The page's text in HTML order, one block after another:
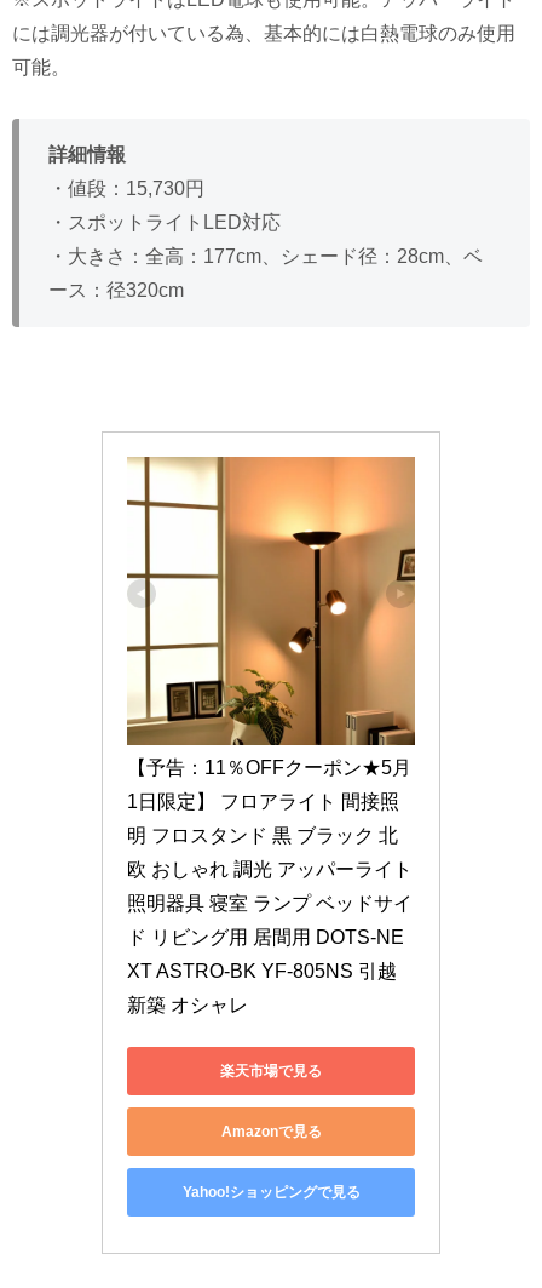
には調光器が付いている為、基本的には白熱電球のみ使用
可能。
詳細情報
・値段：15,730円
・スポットライトLED対応
・大きさ：全高：177cm、シェード径：28cm、ベ
ース：径320cm
【予告：11％OFFクーポン★5月
1日限定】 フロアライト 間接照
明 フロスタンド 黒 ブラック 北
欧 おしゃれ 調光 アッパーライト
照明器具 寝室 ランプ ベッドサイ
ド リビング用 居間用 DOTS-NE
XT ASTRO-BK YF-805NS 引越
新築 オシャレ
楽天市場で見る
Amazonで見る
Yahoo!ショッピングで見る